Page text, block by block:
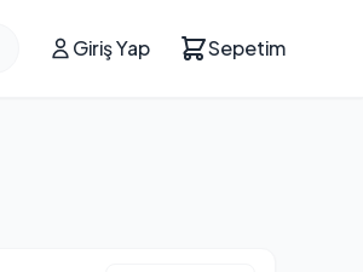
Giriş Yap Sepetim